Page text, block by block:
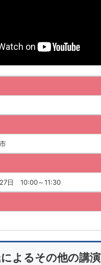
日 10:00～11:30
よるその他の講演